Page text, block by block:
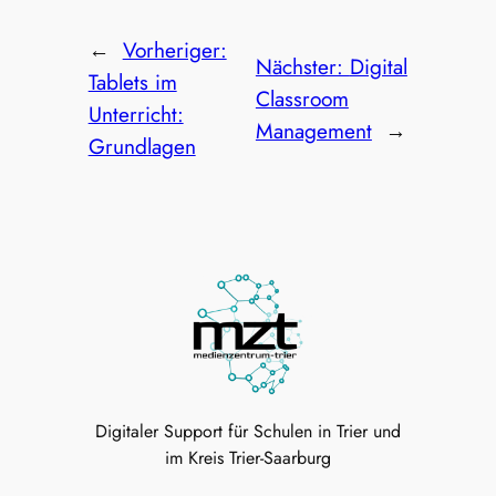
← Vorheriger:
Tablets im
Unterricht:
Grundlagen
Nächster: Digital
Classroom
Management →
Digitaler Support für Schulen in Trier und
im Kreis Trier-Saarburg